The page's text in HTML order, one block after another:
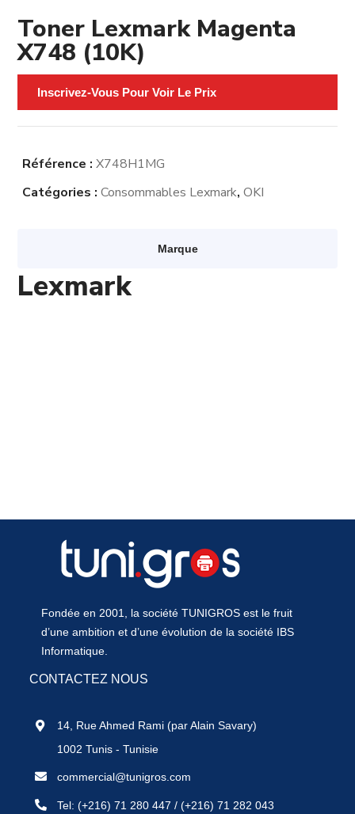
Toner Lexmark Magenta
X748 (10K)
Inscrivez-Vous Pour Voir Le Prix
Référence :X748H1MG
Catégories :Consommables Lexmark,OKI
Marque
Lexmark
Fondée en 2001, la société TUNIGROS est le fruit
d’une ambition et d’une évolution de la société IBS
Informatique.
CONTACTEZ NOUS
14, Rue Ahmed Rami (par Alain Savary)
1002 Tunis - Tunisie
commercial@tunigros.com
Tel:(+216) 71 280 447 /(+216) 71 282 043